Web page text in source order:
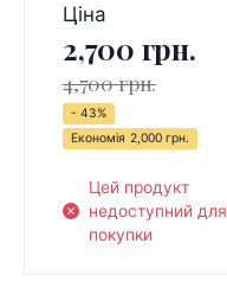
Ціна
2,700 грн.
4,700 грн.
- 43%
Економія 2,000 грн.
Цей продукт
недоступний для
покупки